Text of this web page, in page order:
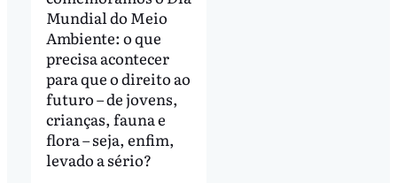
Mundial do Meio
Ambiente: o que
precisa acontecer
para que o direito ao
futuro – de jovens,
crianças, fauna e
flora – seja, enfim,
levado a sério?